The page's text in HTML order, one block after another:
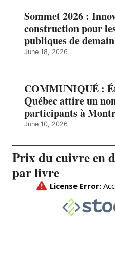
Sommet 2026 :
construction pour
publiques de demain
June 18, 2026
COMMUNIQUÉ :
Québec attire un
participants à
June 10, 2026
Prix du cuivre en
par livre